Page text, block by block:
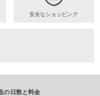
安全なショッピング
の日数と料金